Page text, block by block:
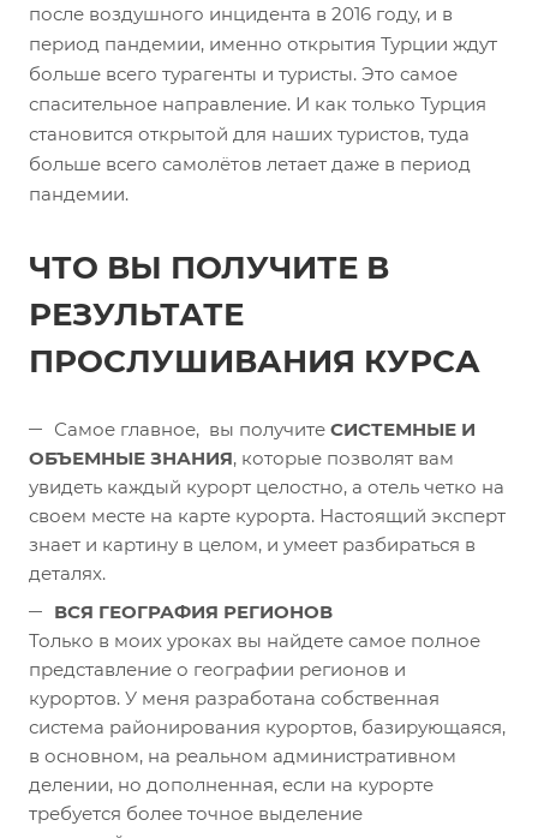
после воздушного инцидента в 2016 году, и в
период пандемии, именно открытия Турции ждут
больше всего турагенты и туристы. Это самое
спасительное направление. И как только Турция
становится открытой для наших туристов, туда
больше всего самолётов летает даже в период
пандемии.
ЧТО ВЫ ПОЛУЧИТЕ В
РЕЗУЛЬТАТЕ
ПРОСЛУШИВАНИЯ КУРСА
Самое главное, вы получите СИСТЕМНЫЕ И
ОБЪЕМНЫЕ ЗНАНИЯ, которые позволят вам
увидеть каждый курорт целостно, а отель четко на
своем месте на карте курорта. Настоящий эксперт
знает и картину в целом, и умеет разбираться в
деталях.
ВСЯ ГЕОГРАФИЯ РЕГИОНОВ
Только в моих уроках вы найдете самое полное
представление о географии регионов и
курортов. У меня разработана собственная
система районирования курортов, базирующаяся,
в основном, на реальном административном
делении, но дополненная, если на курорте
требуется более точное выделение